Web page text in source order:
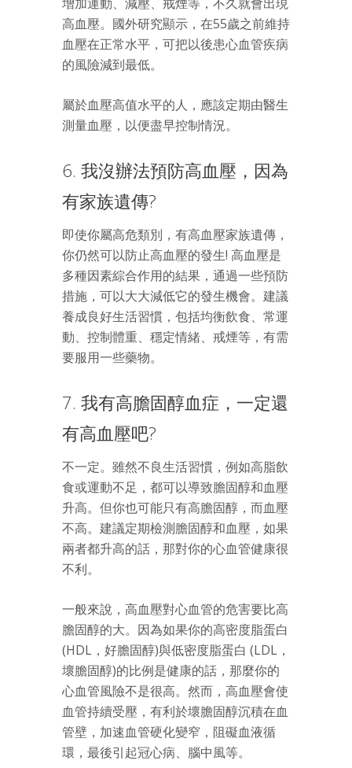
高血壓。國外研究顯示，在55歲之前維持
血壓在正常水平，可把以後患心血管疾病
的風險減到最低。
屬於血壓高值水平的人，應該定期由醫生
測量血壓，以便盡早控制情況。
6. 我沒辦法預防高血壓，因為
有家族遺傳?
即使你屬高危類別，有高血壓家族遺傳，
你仍然可以防止高血壓的發生! 高血壓是
多種因素綜合作用的結果，通過一些預防
措施，可以大大減低它的發生機會。建議
養成良好生活習慣，包括均衡飲食、常運
動、控制體重、穩定情緒、戒煙等，有需
要服用一些藥物。
7. 我有高膽固醇血症，一定還
有高血壓吧?
不一定。雖然不良生活習慣，例如高脂飲
食或運動不足，都可以導致膽固醇和血壓
升高。但你也可能只有高膽固醇，而血壓
不高。建議定期檢測膽固醇和血壓，如果
兩者都升高的話，那對你的心血管健康很
不利。
一般來說，高血壓對心血管的危害要比高
膽固醇的大。因為如果你的高密度脂蛋白
(HDL，好膽固醇)與低密度脂蛋白 (LDL，
壞膽固醇)的比例是健康的話，那麼你的
心血管風險不是很高。然而，高血壓會使
血管持續受壓，有利於壞膽固醇沉積在血
管壁，加速血管硬化變窄，阻礙血液循
環，最後引起冠心病、腦中風等。